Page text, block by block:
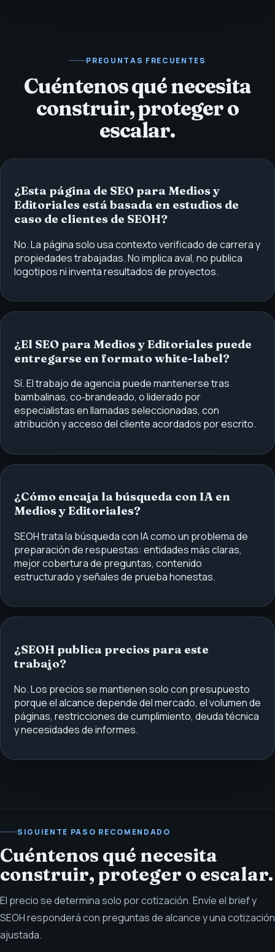
PREGUNTAS FRECUENTES
Cuéntenos qué necesita
construir, proteger o
escalar.
¿Esta página de SEO para Medios y
Editoriales está basada en estudios de
caso de clientes de SEOH?
No. La página solo usa contexto verificado de carrera y
propiedades trabajadas. No implica aval, no publica
logotipos ni inventa resultados de proyectos.
¿El SEO para Medios y Editoriales puede
entregarse en formato white-label?
Sí. El trabajo de agencia puede mantenerse tras
bambalinas, co‑brandeado, o liderado por
especialistas en llamadas seleccionadas, con
atribución y acceso del cliente acordados por escrito.
¿Cómo encaja la búsqueda con IA en
Medios y Editoriales?
SEOH trata la búsqueda con IA como un problema de
preparación de respuestas: entidades más claras,
mejor cobertura de preguntas, contenido
estructurado y señales de prueba honestas.
¿SEOH publica precios para este
trabajo?
No. Los precios se mantienen solo con presupuesto
porque el alcance depende del mercado, el volumen de
páginas, restricciones de cumplimiento, deuda técnica
y necesidades de informes.
SIGUIENTE PASO RECOMENDADO
Cuéntenos qué necesita
construir, proteger o escalar.
El precio se determina solo por cotización. Envíe el brief y
SEOH responderá con preguntas de alcance y una cotización
ajustada.